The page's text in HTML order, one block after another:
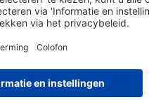
Instructies voor
Ovaal, 4,8 x 7,0 cm
Gegevensformaat(incl. 2